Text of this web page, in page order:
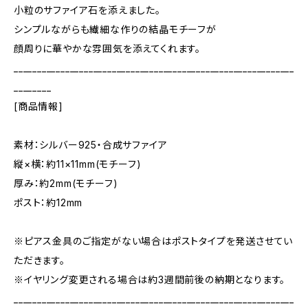
小粒のサファイア石を添えました。
シンプルながらも繊細な作りの結晶モチーフが
顔周りに華やかな雰囲気を添えてくれます。
[商品情報]
素材：シルバー925・合成サファイア
縦×横：約11×11mm(モチーフ)
厚み：約2mm(モチーフ)
ポスト：約12mm
※ピアス金具のご指定がない場合はポストタイプを発送させてい
ただきます。
※イヤリング変更される場合は約3週間前後の納期となります。